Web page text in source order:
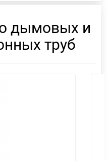
дымовых и
труб